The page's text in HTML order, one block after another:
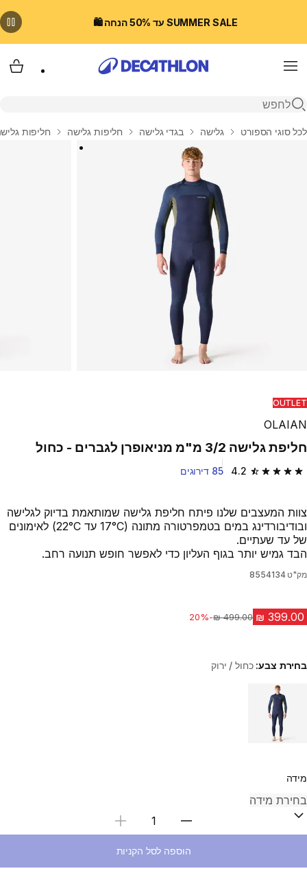
SUMMER SALE עד 50% הנחה 🛍️
Menu
פתיחת חיפוש
בית
לכל סוגי הספורט גלישה בגדי גלישה חליפות גלישה חליפות
OUTLET
OLAIAN
חליפת גלישה 3/2 מ"מ מניאופרן לגברים - כחול
4.2 4.2 out of 5 stars from 85 reviews 85 דירוגים
צוות המעצבים שלנו פיתח חליפת גלישה שמותאמת בדיוק לגלישה
ובודיבורדינג במים בטמפרטורה מתונה (17°C עד 22°C) לאימונים
של עד שעתיים.
הבד גמיש יותר בגוף העליון כדי לאפשר חופש תנועה רחב.
מק"ט 8554134
מחיר לפני הנחה
-20%
בחירת צבע:כחול / ירוק
Choose a variant
מידה
בחירת כמות
הוספה לסל הקניות